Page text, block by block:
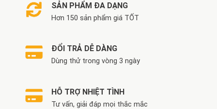
SẢN PHẨM ĐA DẠNG
Hơn 150 sản phẩm giá TỐT
ĐỔI TRẢ DỄ DÀNG
Dùng thử trong vòng 3 ngày
HỖ TRỢ NHIỆT TÌNH
Tư vấn, giải đáp mọi thắc mắc